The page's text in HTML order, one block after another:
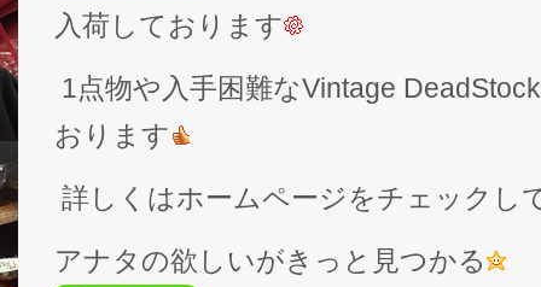
入荷しております
1点物や入手困難なVintage
おります
詳しくはホームページをチェックし
アナタの欲しいがきっと見つかる